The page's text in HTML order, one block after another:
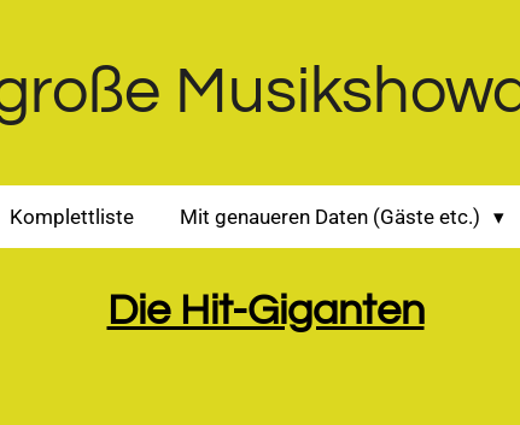
Komplettliste Mit genaueren Daten (Gäste etc.)
Die Hit-Giganten